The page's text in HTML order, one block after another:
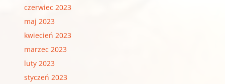
czerwiec 2023
maj 2023
kwiecień 2023
marzec 2023
luty 2023
styczeń 2023